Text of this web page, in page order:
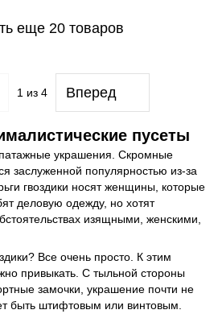
еще 20 товаров
1из 4 Вперед
пусеты
украшения. Скромные
заслуженной популярностью из-за
гвоздики носят женщины, которые
деловую одежду, но хотят
изящными, женскими,
Все очень просто. К этим
привыкать. С тыльной стороны
замочки, украшение почти не
быть штифтовым или винтовым.